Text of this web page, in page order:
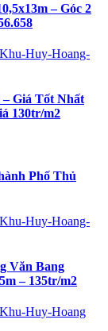
– Góc 2
Giá Tốt Nhất
130tr/m2
Phố Thủ
Văn Bang
– 135tr/m2